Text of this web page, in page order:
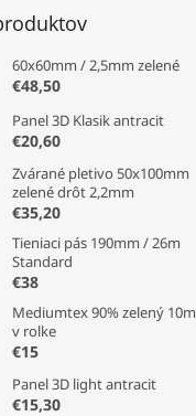
60x60mm / 2,5mm zelené
€48,50
Panel 3D Klasik antracit
€20,60
Zvárané pletivo 50x100mm
zelené drôt 2,2mm
€35,20
Tieniaci pás 190mm / 26m
Standard
€38
Mediumtex 90% zelený 10m
v rolke
€15
Panel 3D light antracit
€15,30